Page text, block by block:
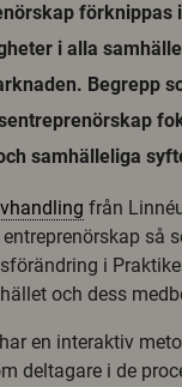
förknippas
i alla
Begrepp
samhälleliga
från
så
i
och dess
en interaktiv
deltagare i de